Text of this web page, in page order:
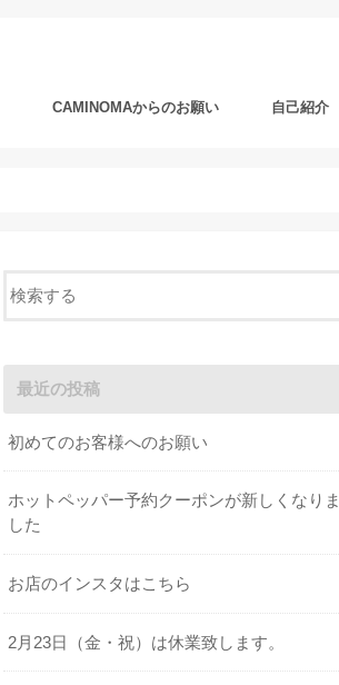
CAMINOMAからのお願い 自己紹介
最近の投稿
初めてのお客様へのお願い
ホットペッパー予約クーポンが新しくなりま
した
お店のインスタはこちら
2月23日（金・祝）は休業致します。